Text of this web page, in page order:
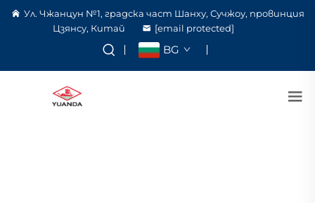
Ул. Чжанцун №1, градска част Шанху, Сучжоу, провинция
Цзянсу, Китай
[email protected]
BG